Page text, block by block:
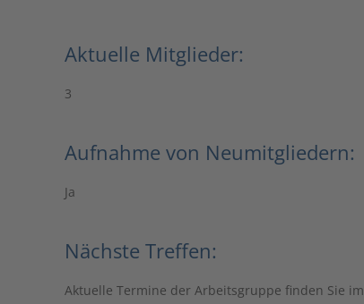
Aktuelle Mitglieder:
3
Aufnahme von Neumitgliedern:
Ja
Nächste Treffen:
Aktuelle Termine der Arbeitsgruppe finden Sie im